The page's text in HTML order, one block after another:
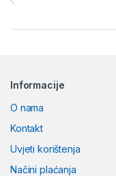
Informacije
O nama
Kontakt
Uvjeti korištenja
Načini plaćanja